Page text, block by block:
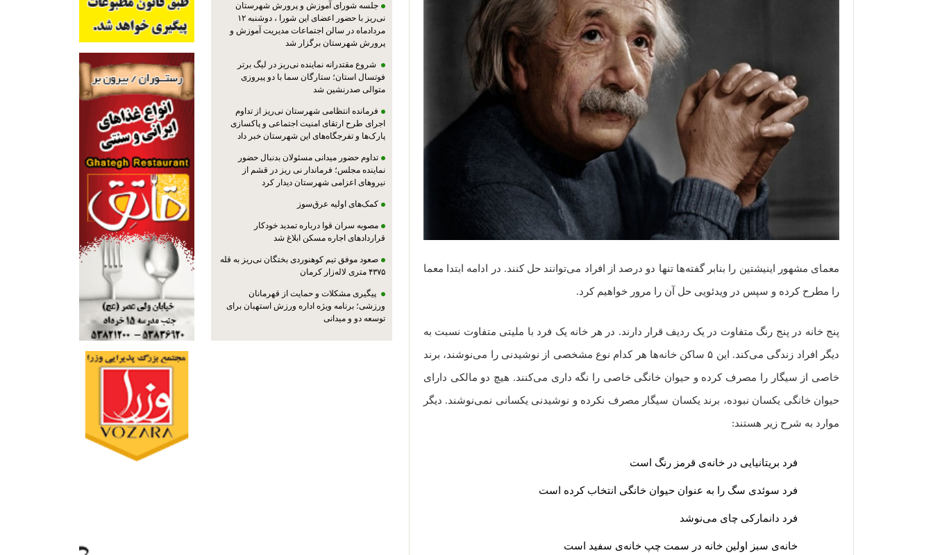
معمای مشهور اینیشتین را بنابر گفته‌ها تنها دو درصد از افراد می‌توانند حل کنند. در ادامه ابتدا معما
را مطرح کرده و سپس در ویدئویی حل آن را مرور خواهیم کرد.
پنج خانه در پنج رنگ متفاوت در یک ردیف قرار دارند. در هر خانه یک فرد با ملیتی متفاوت نسبت به
دیگر افراد زندگی می‌کند. این ۵ ساکن خانه‌ها هر کدام نوع مشخصی از نوشیدنی را می‌نوشند، برند
خاصی از سیگار را مصرف کرده و حیوان خانگی خاصی را نگه داری می‌کنند. هیچ دو مالکی دارای
حیوان خانگی یکسان نبوده، برند یکسان سیگار مصرف نکرده و نوشیدنی یکسانی نمی‌نوشند. دیگر
موارد به شرح زیر هستند:
فرد بریتانیایی در خانه‌ی قرمز رنگ است
فرد سوئدی سگ را به عنوان حیوان خانگی انتخاب کرده است
فرد دانمارکی چای می‌نوشد
خانه‌ی سبز اولین خانه در سمت چپ خانه‌ی سفید است
جلسه شورای آموزش و پرورش شهرستان
نی‌ریز با حضور اعضای این شورا ، دوشنبه ۱۲
مردادماه در سالن اجتماعات مدیریت آموزش و
پرورش شهرستان برگزار شد
شروع مقتدرانه نماینده نی‌ریز در لیگ برتر
فوتسال استان؛ ستارگان سما با دو پیروزی
متوالی صدرنشین شد
فرمانده انتظامی شهرستان نی‌ریز از تداوم
اجرای طرح ارتقای امنیت اجتماعی و پاکسازی
پارک‌ها و تفرجگاه‌های این شهرستان خبر داد
تداوم حضور میدانی مسئولان بدنبال حضور
نماینده مجلس؛ فرماندار نی ریز در قشم از
نیروهای اعزامی شهرستان دیدار کرد
کمک‌های اولیه عرق‌سوز
مصوبه سران قوا درباره تمدید خودکار
قراردادهای اجاره مسکن ابلاغ شد
صعود موفق تیم کوهنوردی بختگان نی‌ریز به قله
۴۳۷۵ متری لاله‌زار کرمان
پیگیری مشکلات و حمایت از قهرمانان
ورزشی؛ برنامه ویژه اداره ورزش استهبان برای
توسعه دو و میدانی